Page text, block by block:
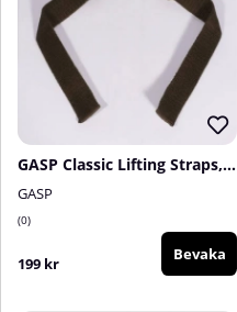
GASP Classic Lifting Straps, Forest Green
GASP
0
199 kr Bevaka